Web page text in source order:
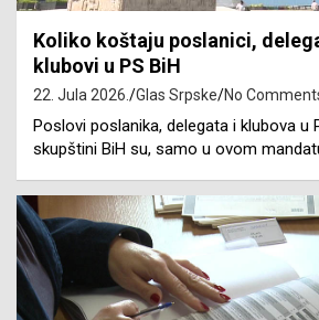
Koliko koštaju poslanici,
klubovi u PS BiH
22. Jula 2026. Glas Srpske No
Poslovi poslanika, delegata i klubova u
skupštini BiH su, samo u ovom